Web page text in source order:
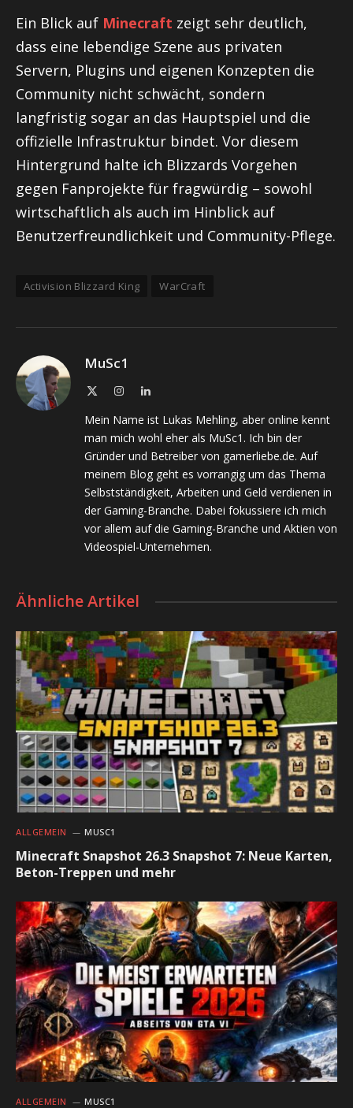
Ein Blick auf Minecraft zeigt sehr deutlich,
dass eine lebendige Szene aus privaten
Servern, Plugins und eigenen Konzepten die
Community nicht schwächt, sondern
langfristig sogar an das Hauptspiel und die
offizielle Infrastruktur bindet. Vor diesem
Hintergrund halte ich Blizzards Vorgehen
gegen Fanprojekte für fragwürdig – sowohl
wirtschaftlich als auch im Hinblick auf
Benutzerfreundlichkeit und Community-Pflege.
Activision Blizzard King WarCraft
MuSc1
InstagramLinkedIn
Mein Name ist Lukas Mehling, aber online kennt
man mich wohl eher als MuSc1. Ich bin der
Gründer und Betreiber von gamerliebe.de. Auf
meinem Blog geht es vorrangig um das Thema
Selbstständigkeit, Arbeiten und Geld verdienen in
der Gaming-Branche. Dabei fokussiere ich mich
vor allem auf die Gaming-Branche und Aktien von
Videospiel-Unternehmen.
Ähnliche Artikel
ALLGEMEIN MUSC1
Minecraft Snapshot 26.3 Snapshot 7: Neue Karten,
Beton-Treppen und mehr
ALLGEMEIN MUSC1